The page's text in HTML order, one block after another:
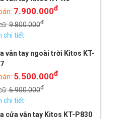
7.900.000đ
9.800.000đ
chi tiết
vân tay ngoài trời Kitos KT-
5.500.000đ
6.900.000đ
chi tiết
cửa vân tay Kitos KT-P830